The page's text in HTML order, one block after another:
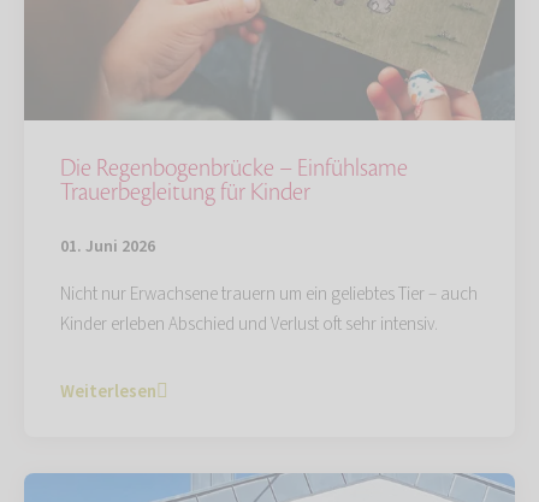
Die Regenbogenbrücke – Einfühlsame
Trauerbegleitung für Kinder
01. Juni 2026
Nicht nur Erwachsene trauern um ein geliebtes Tier – auch
Kinder erleben Abschied und Verlust oft sehr intensiv.
Weiterlesen